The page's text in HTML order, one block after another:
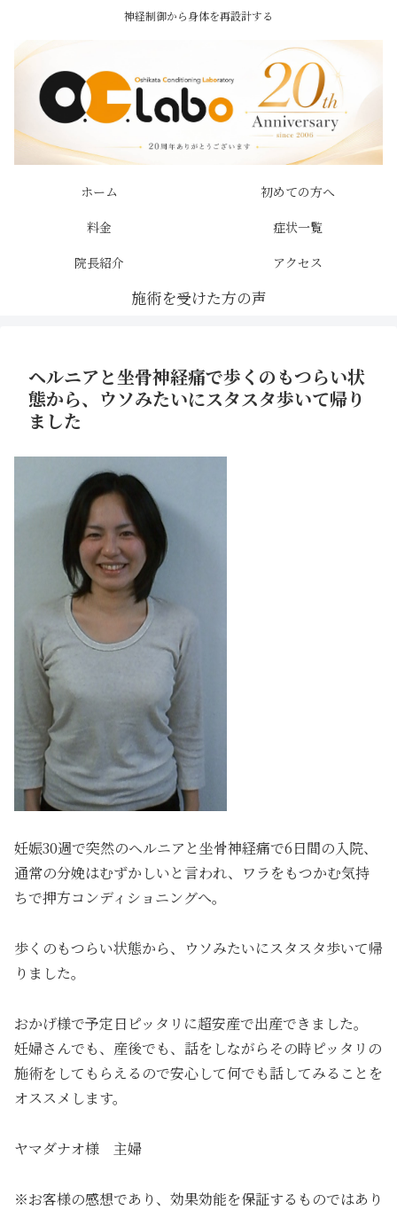
神経制御から身体を再設計する
ホーム
初めての方へ
料金
症状一覧
院長紹介
アクセス
ヘルニアと坐骨神経痛で歩くのもつらい状
態から、ウソみたいにスタスタ歩いて帰り
ました
妊娠30週で突然のヘルニアと坐骨神経痛で6日間の入院、
通常の分娩はむずかしいと言われ、ワラをもつかむ気持
ちで押方コンディショニングへ。
歩くのもつらい状態から、ウソみたいにスタスタ歩いて帰
りました。
おかげ様で予定日ピッタリに超安産で出産できました。
妊婦さんでも、産後でも、話をしながらその時ピッタリの
施術をしてもらえるので安心して何でも話してみることを
オススメします。
ヤマダナオ様 主婦
※お客様の感想であり、効果効能を保証するものではあり